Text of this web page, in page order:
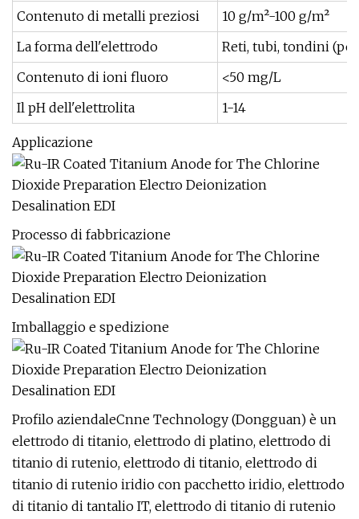
Contenuto di metalli preziosi
10 g/m²-100 g/m²
La forma dell'elettrodo
Reti, tubi, tondini
Contenuto di ioni fluoro
<50 mg/L
Il pH dell'elettrolita
1-14
Applicazione
Processo di fabbricazione
Imballaggio e spedizione
Profilo aziendaleCnne Technology (Dongguan) è un
elettrodo di titanio, elettrodo di platino, elettrodo di
titanio di rutenio, elettrodo di titanio, elettrodo di
titanio di rutenio iridio con pacchetto iridio, elettrodo
di titanio di tantalio IT, elettrodo di titanio di rutenio